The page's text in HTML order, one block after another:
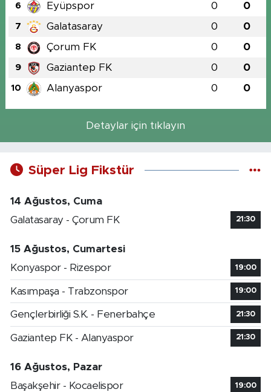
6 Eyüpspor 0 0
7 Galatasaray 0 0
8 Çorum FK 0 0
9 Gaziantep FK 0 0
10 Alanyaspor 0 0
Detaylar için tıklayın
Süper Lig Fikstür
14 Ağustos, Cuma
Galatasaray - Çorum FK
21:30
15 Ağustos, Cumartesi
Konyaspor - Rizespor
19:00
Kasımpaşa - Trabzonspor 19:00
Gençlerbirliği S.K. - Fenerbahçe 21:30
Gaziantep FK - Alanyaspor 21:30
16 Ağustos, Pazar
Başakşehir - Kocaelispor
19:00